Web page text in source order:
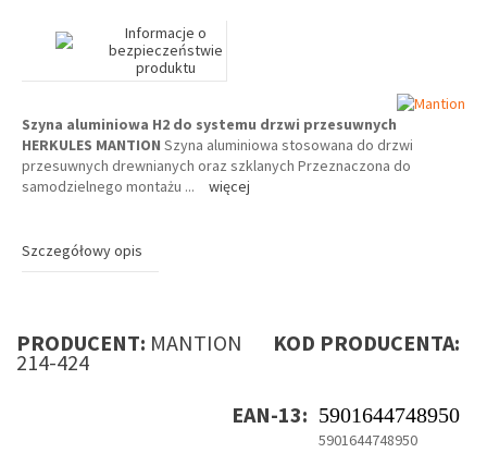
Informacje o
bezpieczeństwie
produktu
Szyna aluminiowa H2 do systemu drzwi przesuwnych
HERKULES MANTION Szyna aluminiowa stosowana do drzwi
przesuwnych drewnianych oraz szklanych Przeznaczona do
samodzielnego montażu ... więcej
Szczegółowy opis
PRODUCENT: MANTION KOD PRODUCENTA:
214-424
EAN-13: 5901644748950
5901644748950